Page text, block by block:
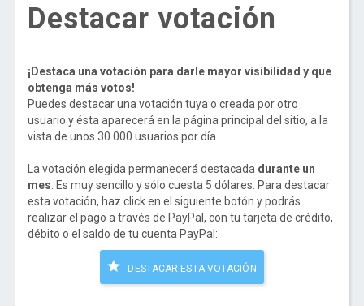
Destacar votación
¡Destaca una votación para darle mayor visibilidad y que
obtenga más votos!
Puedes destacar una votación tuya o creada por otro
usuario y ésta aparecerá en la página principal del sitio, a la
vista de unos 30.000 usuarios por día.
La votación elegida permanecerá destacada durante un
mes . Es muy sencillo y sólo cuesta 5 dólares. Para destacar
esta votación, haz click en el siguiente botón y podrás
realizar el pago a través de PayPal, con tu tarjeta de crédito,
débito o el saldo de tu cuenta PayPal:
DESTACAR ESTA VOTACIÓN